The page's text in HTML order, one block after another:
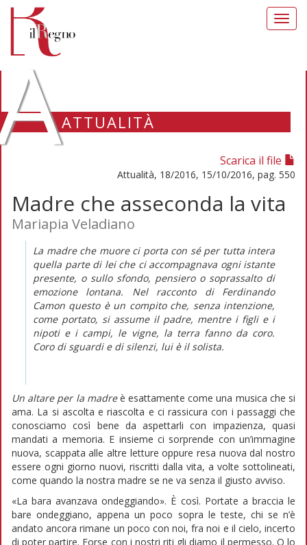
ATTUALITÀ
Scarica il file
Attualità, 18/2016, 15/10/2016, pag. 550
Madre che asseconda la vita
Mariapia Veladiano
La madre che muore ci porta con sé per tutta intera
quella parte di lei che ci accompagnava ogni istante
presente, o sullo sfondo, pensiero o soprassalto di
emozione lontana. Nel racconto di Ferdinando
Camon questo è un compito che, senza intenzione,
come portato, si assume il padre, mentre i figli e i
nipoti e i campi, le vigne, la terra fanno da coro.
Coro di sguardi e di silenzi, lui è il solista.
Un altare per la madreè esattamente come una musica che si
ama. La si ascolta e riascolta e ci rassicura con i passaggi che
conosciamo così bene da aspettarli con impazienza, quasi
mandati a memoria. E insieme ci sorprende con un’immagine
nuova, scappata alle altre letture oppure resa nuova dal nostro
essere ogni giorno nuovi, riscritti dalla vita, a volte sottolineati,
come quando la nostra madre se ne va senza il giusto avviso.
«La bara avanzava ondeggiando». È così. Portate a braccia le
bare ondeggiano, appena un poco sopra le teste, chi se n’è
andato ancora rimane un poco con noi, fra noi e il cielo, incerto
di poter partire. Forse con i nostri riti gli diamo il permesso. O lo